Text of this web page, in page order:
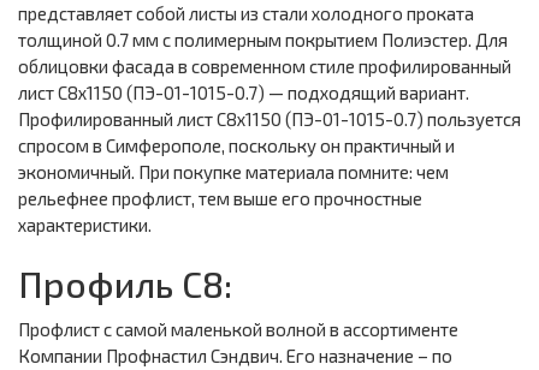
представляет собой листы из стали холодного проката
толщиной 0.7 мм с полимерным покрытием Полиэстер. Для
облицовки фасада в современном стиле профилированный
лист С8х1150 (ПЭ-01-1015-0.7) — подходящий вариант.
Профилированный лист С8х1150 (ПЭ-01-1015-0.7) пользуется
спросом в Симферополе, поскольку он практичный и
экономичный. При покупке материала помните: чем
рельефнее профлист, тем выше его прочностные
характеристики.
Профиль С8:
Профлист с самой маленькой волной в ассортименте
Компании Профнастил Сэндвич. Его назначение – по